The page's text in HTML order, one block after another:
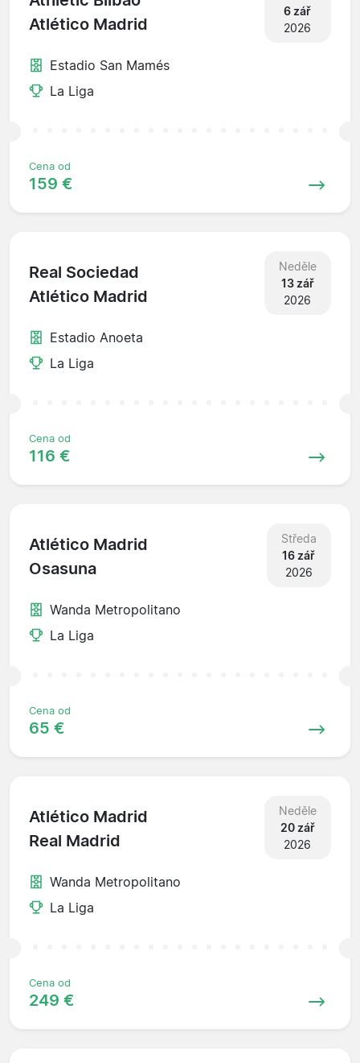
Atlético Madrid
6 zář
2026
Estadio San Mamés
La Liga
Cena od
159 €
Real Sociedad
Atlético Madrid
Neděle
13 zář
2026
Estadio Anoeta
La Liga
Cena od
116 €
Atlético Madrid
Osasuna
Středa
16 zář
2026
Wanda Metropolitano
La Liga
Cena od
65 €
Atlético Madrid
Real Madrid
Neděle
20 zář
2026
Wanda Metropolitano
La Liga
Cena od
249 €